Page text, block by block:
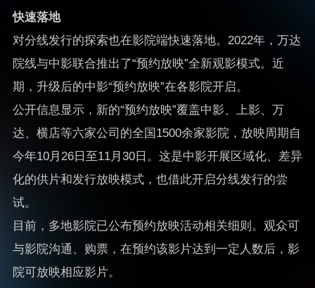
快速落地
对分线发行的探索也在影院端快速落地。2022年，万达
院线与中影联合推出了“预约放映”全新观影模式。近
期，升级后的中影“预约放映”在各影院开启。
公开信息显示，新的“预约放映”覆盖中影、上影、万
达、横店等六家公司的全国1500余家影院，放映周期自
今年10月26日至11月30日。这是中影开展区域化、差异
化的供片和发行放映模式，也借此开启分线发行的尝
试。
目前，多地影院已公布预约放映活动相关细则。观众可
与影院沟通、购票，在预约该影片达到一定人数后，影
院可放映相应影片。